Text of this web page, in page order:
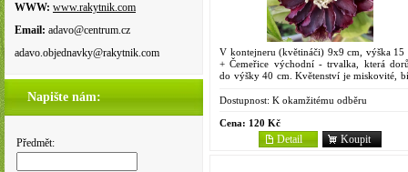
WWW: www.rakytnik.com
Email: adavo@centrum.cz
adavo.objednavky@rakytnik.com
Napište nám:
Předmět:
V kontejneru (květináči) 9x9 cm, výška 15
+ Čemeřice východní - trvalka, která
do výšky 40 cm. Květenství je miskovité,
prosinci,...
Dostupnost: K okamžitému odběru
Cena: 120 Kč
Koupit
Detail